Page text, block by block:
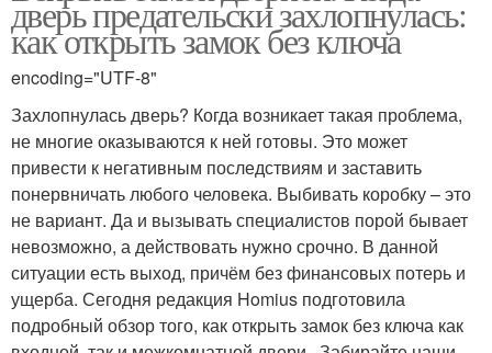
дверь предательски захлопнулась:
как открыть замок без ключа
encoding="UTF-8"
Захлопнулась дверь? Когда возникает такая проблема,
не многие оказываются к ней готовы. Это может
привести к негативным последствиям и заставить
понервничать любого человека. Выбивать коробку – это
не вариант. Да и вызывать специалистов порой бывает
невозможно, а действовать нужно срочно. В данной
ситуации есть выход, причём без финансовых потерь и
ущерба. Сегодня редакция Homius подготовила
подробный обзор того, как открыть замок без ключа как